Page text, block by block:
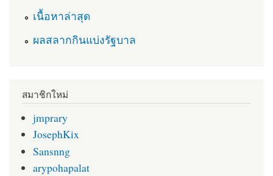
เนื้อหาล่าสุด
ผลสลากกินแบ่งรัฐบาล
สมาชิกใหม่
jmprary
JosephKix
Sansnng
arypohapalat